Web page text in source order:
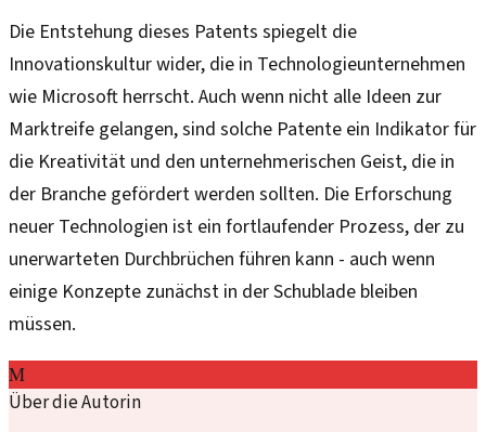
Die Entstehung dieses Patents spiegelt die
Innovationskultur wider, die in Technologieunternehmen
wie Microsoft herrscht. Auch wenn nicht alle Ideen zur
Marktreife gelangen, sind solche Patente ein Indikator für
die Kreativität und den unternehmerischen Geist, die in
der Branche gefördert werden sollten. Die Erforschung
neuer Technologien ist ein fortlaufender Prozess, der zu
unerwarteten Durchbrüchen führen kann - auch wenn
einige Konzepte zunächst in der Schublade bleiben
müssen.
M
Über die Autorin